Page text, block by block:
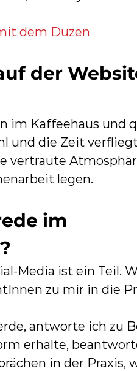
dem Duzen
der
im Kaffeehaus und
und die Zeit
vertraute
legen.
im
Media ist ein Teil.
zu mir in die
antworte ich zu
erhalte,
in der Praxis,